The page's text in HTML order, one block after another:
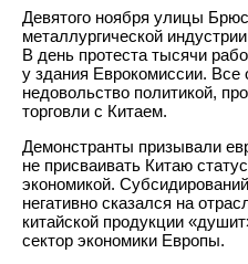
Девятого ноября улицы
металлургической
В день протеста тысячи
у здания Еврокомиссии.
недовольство политикой,
торговли с Китаем.
Демонстранты призывали
не присваивать Китаю
экономикой.
негативно сказался на
китайской продукции
сектор экономики Европы.